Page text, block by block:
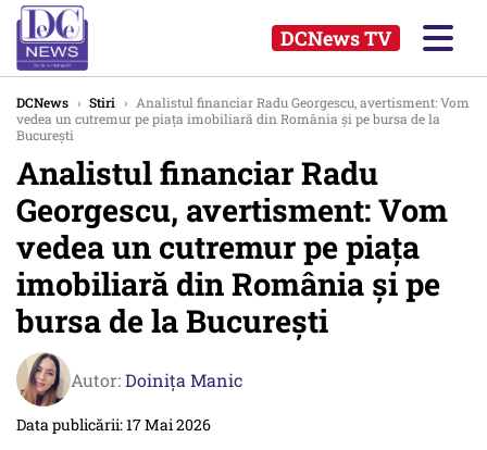
DCNews TV
DCNews › Stiri › Analistul financiar Radu Georgescu, avertisment: Vom
vedea un cutremur pe piața imobiliară din România și pe bursa de la
București
Analistul financiar Radu
Georgescu, avertisment: Vom
vedea un cutremur pe piața
imobiliară din România și pe
bursa de la București
Autor:Doinița Manic
Data publicării: 17 Mai 2026